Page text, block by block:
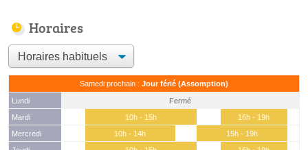
Horaires
Samedi prochain : Jour férié (Assomption)
Lundi
Fermé
Mardi
10h - 15h
16h - 19h
Mercredi
10h - 14h
15h - 19h